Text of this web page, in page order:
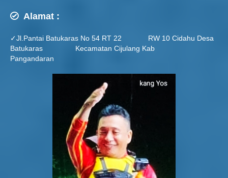
Alamat :
✓Jl.Pantai Batukaras No 54 RT 22 RW 10 Cidahu Desa
Batukaras Kecamatan Cijulang Kab
Pangandaran